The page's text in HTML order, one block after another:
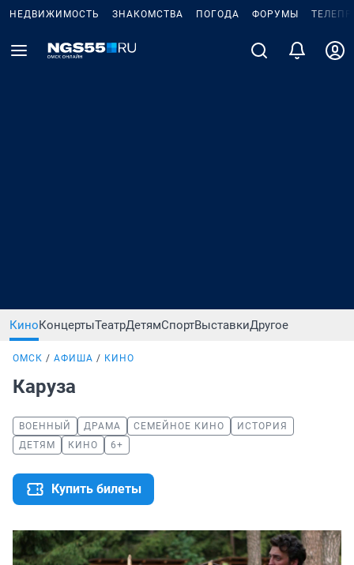
НЕДВИЖИМОСТЬ ЗНАКОМСТВА ПОГОДА ФОРУМЫ
КиноКонцертыТеатрДетямСпортВыставкиДругое
ОМСК АФИША КИНО
Каруза
ВОЕННЫЙ ДРАМА СЕМЕЙНОЕ КИНО
ИСТОРИЯ
ДЕТЯМ
КИНО 6+
Купить билеты